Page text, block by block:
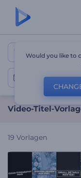
Video-
Video-Titel
Video-Titel-
19 Vorlagen
Would you like to